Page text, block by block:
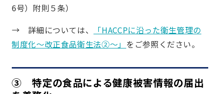
6号）附則５条）
→ 詳細については、
「HACCPに沿った衛生管理の
制度化～改正食品衛生法②～」 をご参照ください。
③ 特定の食品による健康被害情報の届出